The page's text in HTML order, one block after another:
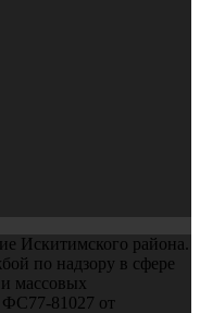
Искитимского района.
по надзору в сфере
массовых
81027 от